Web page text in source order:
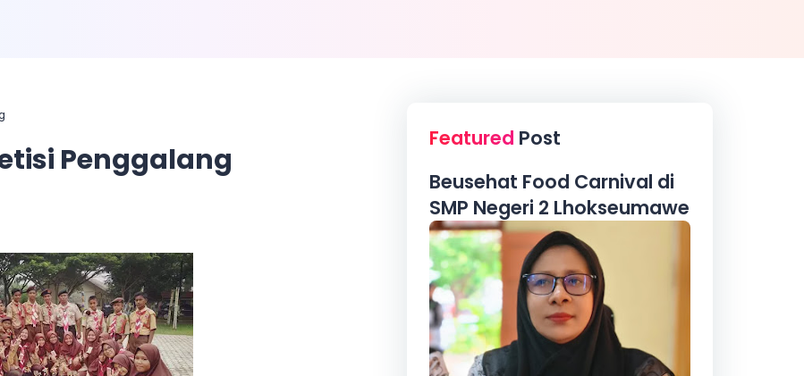
Penggalang
Featured Post
Beusehat Food Carnival di
SMP Negeri 2 Lhokseumawe